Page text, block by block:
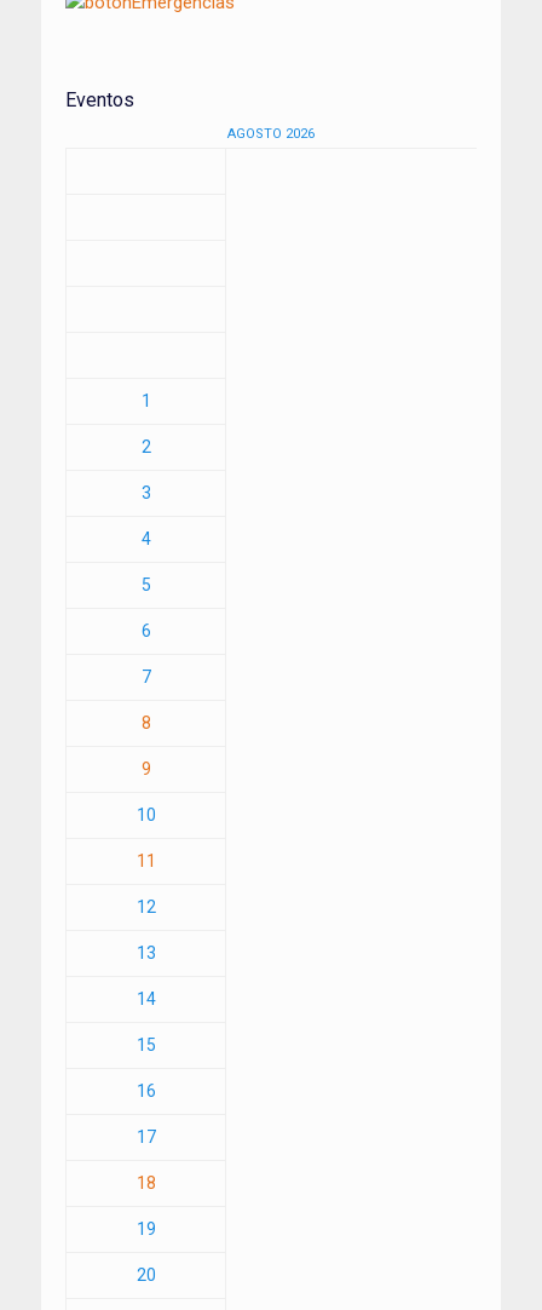
Eventos
AGOSTO 2026
1
2
3
4
5
6
7
8
9
10
11
12
13
14
15
16
17
18
19
20